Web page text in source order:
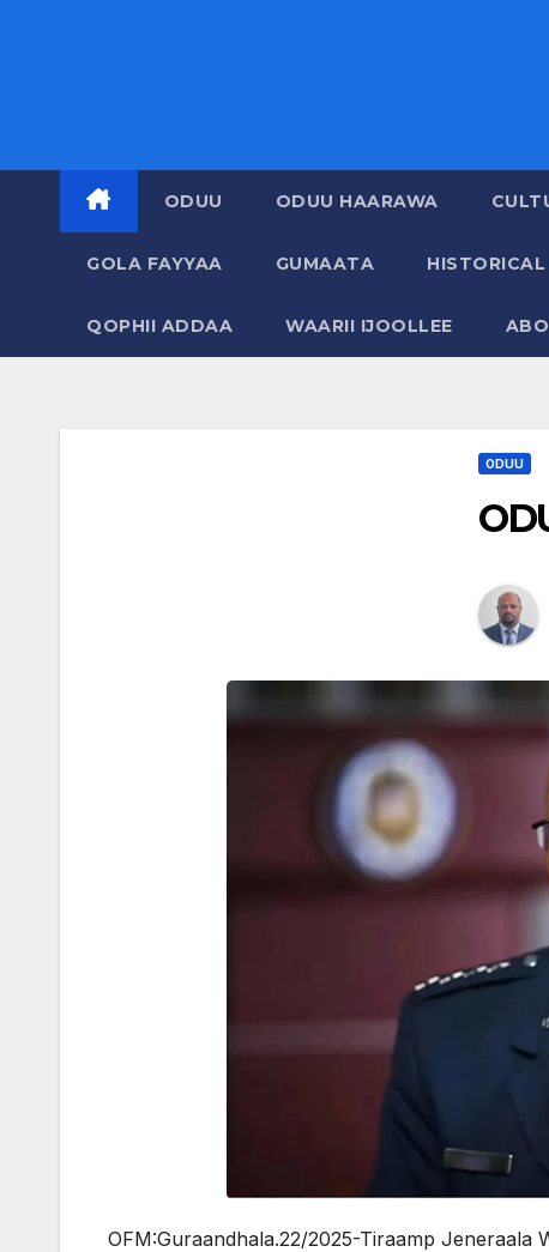
ODUU ODUU HAARAWA
GOLA FAYYAA GUMAATA HISTORICAL
QOPHII ADDAA WAARII IJOOLLEE
ODUU
OFM:Guraandhala.22/2025-Tiraamp Jeneraala